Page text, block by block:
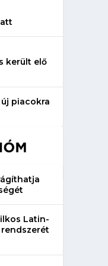
került elő
piacokra
Latin-